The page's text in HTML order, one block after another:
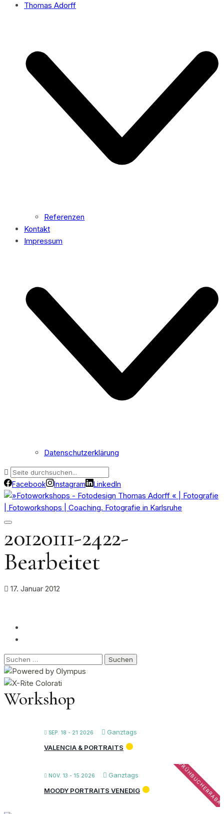
Thomas Adorff
Referenzen
Kontakt
Impressum
Datenschutzerklärung
Facebook Instagram LinkedIn
20120111-2422-
Bearbeitet
17. Januar 2012
Suchen
nach:
Workshop
SEP. 18 - 21 2026
Ganztags
VALENCIA & PORTRAITS
NOV. 13 - 15 2026 Ganztags
MOODY PORTRAITS VENEDIG